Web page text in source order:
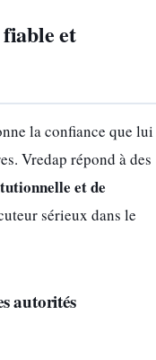
et
la confiance que lui
Vredap répond à des
et de
sérieux dans le
autorités